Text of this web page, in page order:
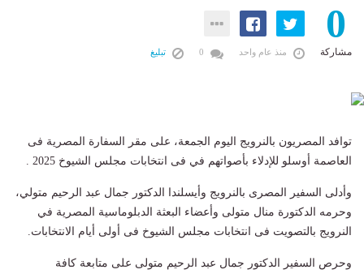
0
مشاركة منذ عام واحد تبليغ
توافد المصريون بالنرويج اليوم الجمعة، على مقر السفارة المصرية فى
العاصمة أوسلو للإدلاء بأصواتهم في فى انتخابات مجلس الشيوخ 2025 .
وأدلى السفير المصرى بالنرويج وأيسلندا الدكتور جمال عبد الرحيم متولي،
وحرمه الدكتورة منال متولى وأعضاء البعثة الدبلوماسية المصرية في
النرويج بالتصويت فى انتخابات مجلس الشيوخ فى أولى أيام الانتخابات.
وحرص السفير الدكتور جمال عبد الرحيم متولى على متابعة كافة